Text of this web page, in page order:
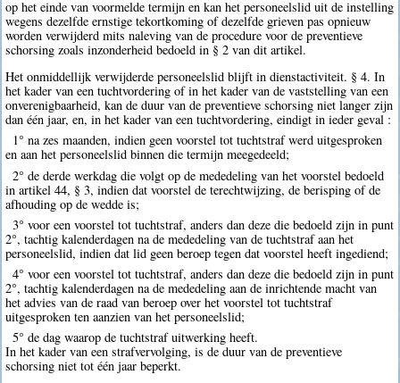
op het einde van voormelde termijn en kan het personeelslid uit de instelling
wegens dezelfde ernstige tekortkoming of dezelfde grieven pas opnieuw
worden verwijderd mits naleving van de procedure voor de preventieve
schorsing zoals inzonderheid bedoeld in § 2 van dit artikel.
Het onmiddellijk verwijderde personeelslid blijft in dienstactiviteit. § 4. In
het kader van een tuchtvordering of in het kader van de vaststelling van een
onverenigbaarheid, kan de duur van de preventieve schorsing niet langer zijn
dan één jaar, en, in het kader van een tuchtvordering, eindigt in ieder geval :
1° na zes maanden, indien geen voorstel tot tuchtstraf werd uitgesproken
en aan het personeelslid binnen die termijn meegedeeld;
2° de derde werkdag die volgt op de mededeling van het voorstel bedoeld
in artikel 44, § 3, indien dat voorstel de terechtwijzing, de berisping of de
afhouding op de wedde is;
3° voor een voorstel tot tuchtstraf, anders dan deze die bedoeld zijn in punt
2°, tachtig kalenderdagen na de mededeling van de tuchtstraf aan het
personeelslid, indien dat lid geen beroep tegen dat voorstel heeft ingediend;
4° voor een voorstel tot tuchtstraf, anders dan deze die bedoeld zijn in punt
2°, tachtig kalenderdagen na de mededeling aan de inrichtende macht van
het advies van de raad van beroep over het voorstel tot tuchtstraf
uitgesproken ten aanzien van het personeelslid;
5° de dag waarop de tuchtstraf uitwerking heeft.
In het kader van een strafvervolging, is de duur van de preventieve
schorsing niet tot één jaar beperkt.